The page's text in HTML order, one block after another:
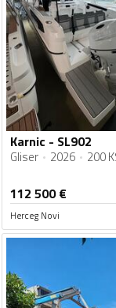
Karnic - SL902
Gliser 2026 200
112 500€
Herceg Novi